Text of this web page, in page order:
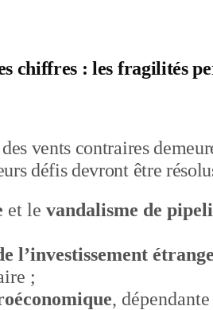
chiffres : les fragilités
vents contraires
défis devront être
et le vandalisme de
l’investissement
;
,